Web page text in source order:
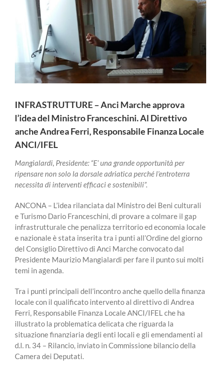
INFRASTRUTTURE – Anci Marche approva
l’idea del Ministro Franceschini. Al Direttivo
anche Andrea Ferri, Responsabile Finanza Locale
ANCI/IFEL
Mangialardi, Presidente: “E’ una grande opportunità per
ripensare non solo la dorsale adriatica perché l’entroterra
necessita di interventi efficaci e sostenibili”.
ANCONA – L’idea rilanciata dal Ministro dei Beni culturali
e Turismo Dario Franceschini, di provare a colmare il gap
infrastrutturale che penalizza territorio ed economia locale
e nazionale è stata inserita tra i punti all’Ordine del giorno
del Consiglio Direttivo di Anci Marche convocato dal
Presidente Maurizio Mangialardi per fare il punto sui molti
temi in agenda.
Tra i punti principali dell’incontro anche quello della finanza
locale con il qualificato intervento al direttivo di Andrea
Ferri, Responsabile Finanza Locale ANCI/IFEL che ha
illustrato la problematica delicata che riguarda la
situazione finanziaria degli enti locali e gli emendamenti al
d.l. n. 34 – Rilancio, inviato in Commissione bilancio della
Camera dei Deputati.